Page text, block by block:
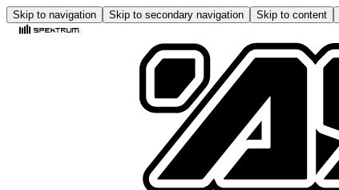
Skip to navigation Skip to secondary navigation Skip to content